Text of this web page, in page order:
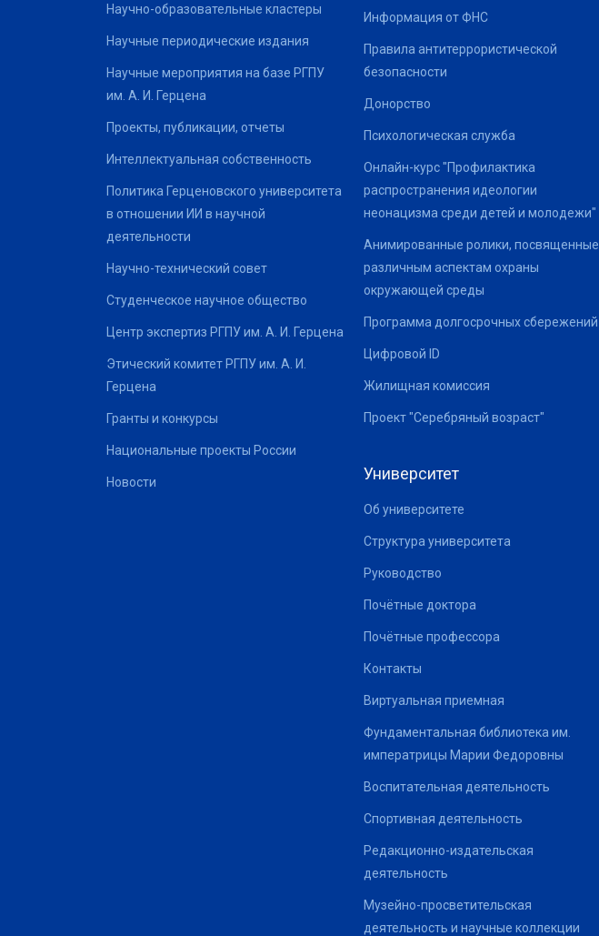
Научно-образовательные кластеры
Научные периодические издания
Научные мероприятия на базе РГПУ
им. А. И. Герцена
Проекты, публикации, отчеты
Интеллектуальная собственность
Политика Герценовского университета
в отношении ИИ в научной
деятельности
Научно-технический совет
Студенческое научное общество
Центр экспертиз РГПУ им. А. И. Герцена
Этический комитет РГПУ им. А. И.
Герцена
Гранты и конкурсы
Национальные проекты России
Новости
Информация от ФНС
Правила антитеррористической
безопасности
Донорство
Психологическая служба
Онлайн-курс "Профилактика
распространения идеологии
неонацизма среди детей и молодежи"
Анимированные ролики, посвященные
различным аспектам охраны
окружающей среды
Программа долгосрочных сбережений
Цифровой ID
Жилищная комиссия
Проект "Серебряный возраст"
Университет
Об университете
Структура университета
Руководство
Почётные доктора
Почётные профессора
Контакты
Виртуальная приемная
Фундаментальная библиотека им.
императрицы Марии Федоровны
Воспитательная деятельность
Спортивная деятельность
Редакционно-издательская
деятельность
Музейно-просветительская
деятельность и научные коллекции